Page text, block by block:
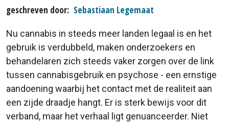
geschreven door Sebastiaan Legemaat
Nu cannabis in steeds meer landen legaal is en het
gebruik is verdubbeld, maken onderzoekers en
behandelaren zich steeds vaker zorgen over de link
tussen cannabisgebruik en psychose - een ernstige
aandoening waarbij het contact met de realiteit aan
een zijde draadje hangt. Er is sterk bewijs voor dit
verband, maar het verhaal ligt genuanceerder. Niet